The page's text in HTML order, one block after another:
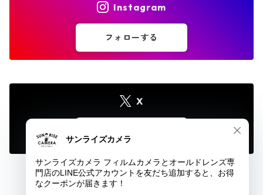
Instagram
フォローする
X